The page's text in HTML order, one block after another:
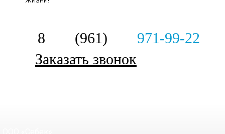
8 (961) 971-99-22
Заказать звонок